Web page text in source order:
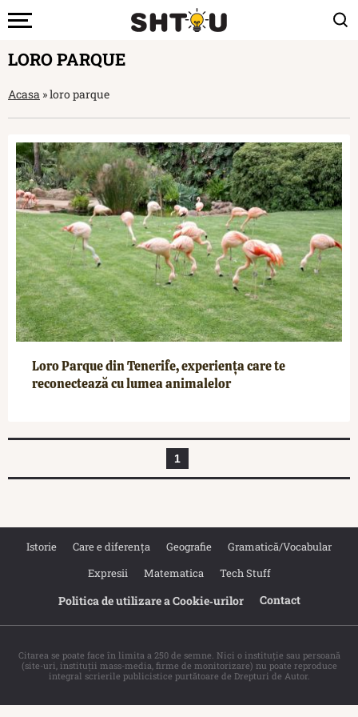
LORO PARQUE
Acasa »loro parque
Loro Parque din Tenerife, experiența care te
reconectează cu lumea animalelor
1
Istorie Care e diferența Geografie
Gramatică/Vocabular
Expresii
Matematica Tech Stuff
Politica de utilizare a Cookie‐urilor Contact
Citarea se poate face în limita a 250 de semne. Nici o instituţie sau persoană
(site-uri, instituţii mass-media, firme de monitorizare) nu poate reproduce
integral scrierile publicistice purtătoare de Drepturi de Autor.